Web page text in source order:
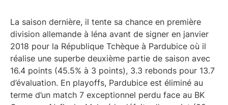
La saison dernière, il tente sa chance en première
division allemande à Iéna avant de signer en janvier
2018 pour la République Tchèque à Pardubice où il
réalise une superbe deuxième partie de saison avec
16.4 points (45.5% à 3 points), 3.3 rebonds pour 13.7
d’évaluation. En playoffs, Pardubice est éliminé au
terme d’un match 7 exceptionnel perdu face au BK